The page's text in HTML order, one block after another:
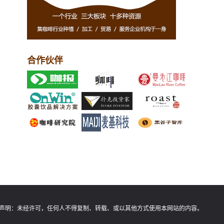
合作伙伴
明： 未经许可，任何人不得复制、转载、或以其他方式使用本网站的内容。